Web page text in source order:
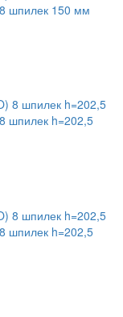
шпилек 150 мм
шпилек h=202,5
шпилек h=202,5